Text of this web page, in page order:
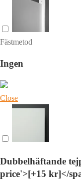
Fästmetod
Ingen
Close
Dubbelhäftande
price'>[+15 kr]</